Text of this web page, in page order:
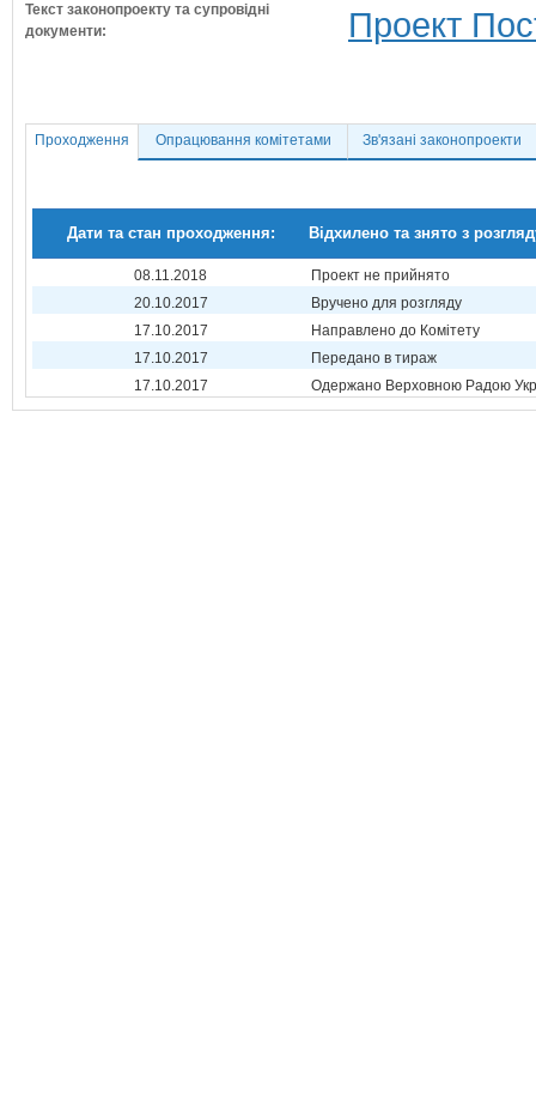
Текст законопроекту та супровідні
документи:
Проект
Проходження Опрацювання комітетами Зв'язані законопроекти
Дати та стан проходження: Відхилено та знято з
08.11.2018
Проект не прийнято
20.10.2017
Вручено для розгляду
17.10.2017
Направлено до Комітету
17.10.2017
Передано в тираж
17.10.2017
Одержано Верховною Радою